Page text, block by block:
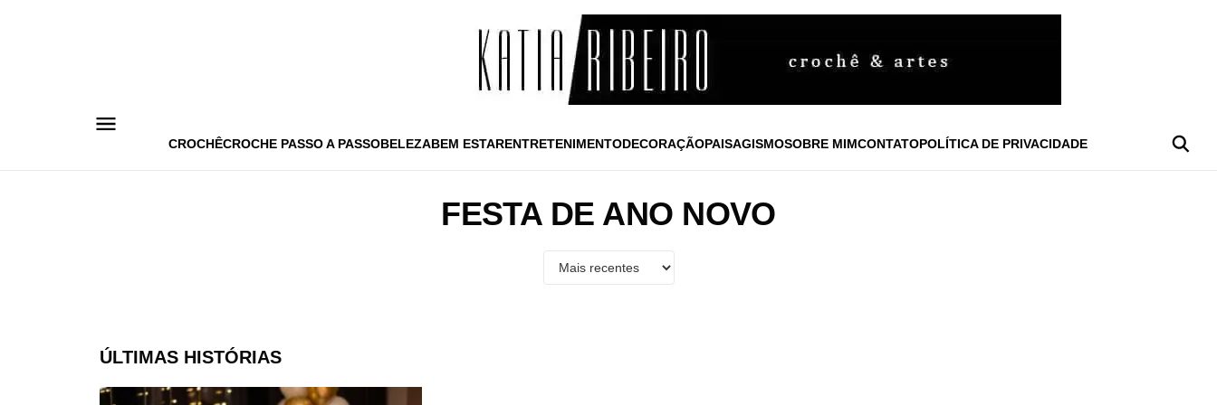
CROCHÊCROCHE PASSO A PASSOBELEZABEM ESTARENTRETENIMENTODECORAÇÃOPAISAGISMOSOBRE MIMCONTATOPOLÍTICA DE PRIVACIDADE
FESTA DE ANO NOVO
ÚLTIMAS HISTÓRIAS